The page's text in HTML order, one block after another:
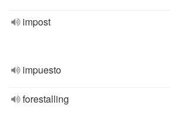
impost
impuesto
forestalling